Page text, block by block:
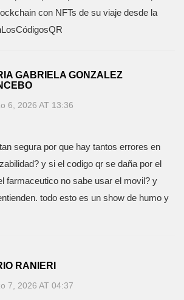
con NFTs de su viaje desde la
GABRIELA GONZALEZ
6, 2026 AT 13:36
segura por que hay tantos errores en
y si el codigo qr se daña por el
farmaceutico no sabe usar el movil? y
todo esto es un show de humo y
RANIERI
7, 2026 AT 04:37